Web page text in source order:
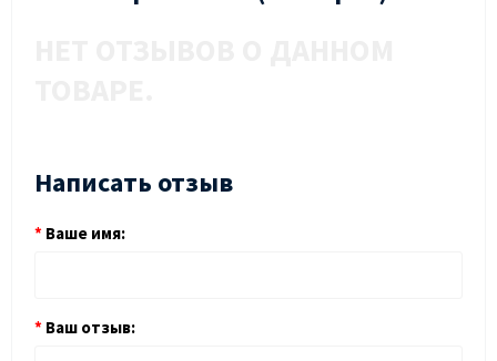
Написать отзыв
Ваше имя:
Ваш отзыв: